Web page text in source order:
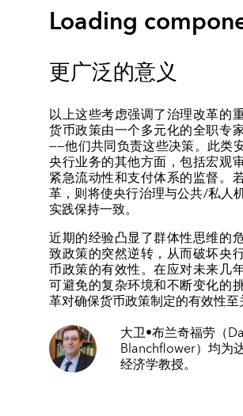
Loading
更广泛的意义
以上这些考虑强调了治理改革的
货币政策由一个多元化的全职专
——他们共同负责这些决策。此类
央行业务的其他方面，包括宏观
紧急流动性和支付体系的监督。
革，则将使央行治理与公共/私人
实践保持一致。
近期的经验凸显了群体性思维的
致政策的突然逆转，从而破坏央
币政策的有效性。在应对未来几
可避免的复杂环境和不断变化的
革对确保货币政策制定的有效性至
大卫•布兰奇福劳（
Blanchflower）均为
经济学教授。